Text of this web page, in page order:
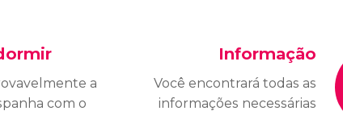
a
com o
Informação
Você encontrará todas as
informações necessárias